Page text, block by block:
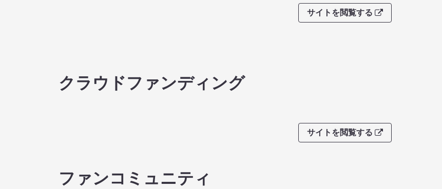
サイトを閲覧する
クラウドファンディング
サイトを閲覧する
ファンコミュニティ